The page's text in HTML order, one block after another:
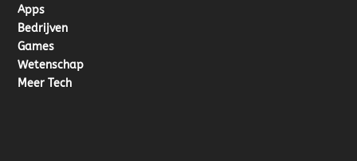
Apps
Bedrijven
Games
Wetenschap
Meer Tech